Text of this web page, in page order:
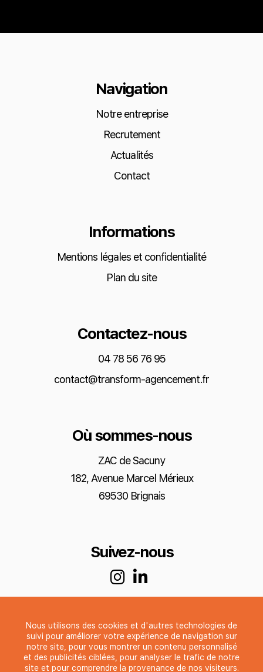
Navigation
Notre entreprise
Recrutement
Actualités
Contact
Informations
Mentions légales et confidentialité
Plan du site
Contactez-nous
04 78 56 76 95
contact@transform-agencement.fr
Où sommes-nous
ZAC de Sacuny
182, Avenue Marcel Mérieux
69530 Brignais
Suivez-nous
Nous utilisons des cookies et d'autres technologies de
suivi pour améliorer votre expérience de navigation sur
notre site, pour vous montrer un contenu personnalisé
et des publicités ciblées, pour analyser le trafic de notre
site et pour comprendre la provenance de nos visiteurs.